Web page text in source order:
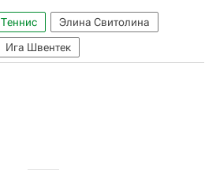
Теннис
Элина Свитолина
Ига Швентек